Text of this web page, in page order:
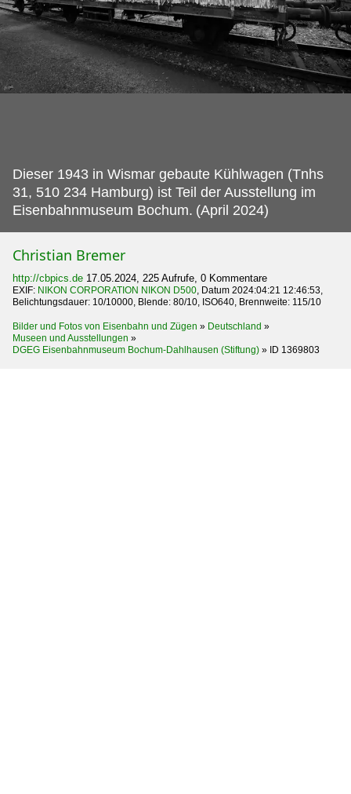
Dieser 1943 in Wismar gebaute Kühlwagen (Tnhs
31, 510 234 Hamburg) ist Teil der Ausstellung im
Eisenbahnmuseum Bochum. (April 2024)
Christian Bremer
http://cbpics.de 17.05.2024, 225 Aufrufe, 0 Kommentare
EXIF: NIKON CORPORATION NIKON D500, Datum 2024:04:21 12:46:53,
Belichtungsdauer: 10/10000, Blende: 80/10, ISO640, Brennweite: 115/10
Bilder und Fotos von Eisenbahn und Zügen » Deutschland »
Museen und Ausstellungen »
DGEG Eisenbahnmuseum Bochum-Dahlhausen (Stiftung) » ID 1369803